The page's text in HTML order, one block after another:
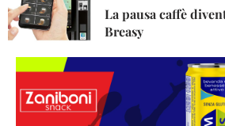
La pausa caffè
Breasy